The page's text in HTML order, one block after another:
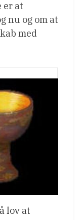
er at
nu og om at
med
lov at